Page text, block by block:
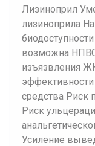
Лизиноприл
лизиноприла
возможна
изъязвления
средства Риск
Риск
Усиление